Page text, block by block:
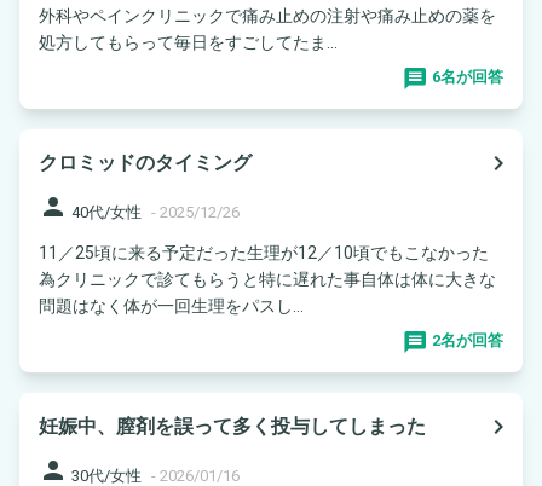
外科やペインクリニックで痛み止めの注射や痛み止めの薬を
処方してもらって毎日をすごしてたま...
6名が回答
クロミッドのタイミング
navigate_next
person 40代/女性 - 2025/12/26
11／25頃に来る予定だった生理が12／10頃でもこなかった
為クリニックで診てもらうと特に遅れた事自体は体に大きな
問題はなく体が一回生理をパスし...
2名が回答
妊娠中、膣剤を誤って多く投与してしまった
navigate_next
person 30代/女性 - 2026/01/16